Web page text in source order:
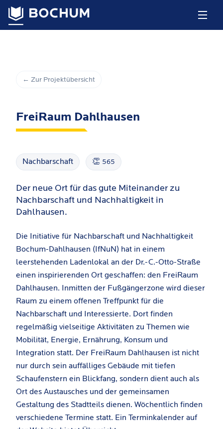
← Zur Projektübersicht
FreiRaum Dahlhausen
Nachbarschaft 👏 565
Der neue Ort für das gute Miteinander zu
Nachbarschaft und Nachhaltigkeit in
Dahlhausen.
Die Initiative für Nachbarschaft und Nachhaltigkeit
Bochum-Dahlhausen (IfNuN) hat in einem
leerstehenden Ladenlokal an der Dr.-C.-Otto-Straße
einen inspirierenden Ort geschaffen: den FreiRaum
Dahlhausen. Inmitten der Fußgängerzone wird dieser
Raum zu einem offenen Treffpunkt für die
Nachbarschaft und Interessierte. Dort finden
regelmäßig vielseitige Aktivitäten zu Themen wie
Mobilität, Energie, Ernährung, Konsum und
Integration statt. Der FreiRaum Dahlhausen ist nicht
nur durch sein auffälliges Gebäude mit tiefen
Schaufenstern ein Blickfang, sondern dient auch als
Ort des Austausches und der gemeinsamen
Gestaltung des Stadtteils dienen. Wöchentlich finden
verschiedene Termine statt. Ein Terminkalender auf